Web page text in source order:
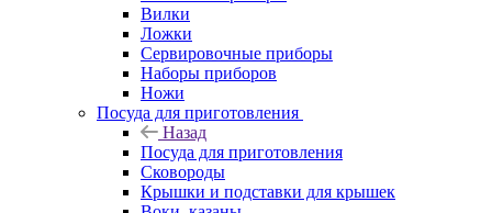
Вилки
Ложки
Сервировочные приборы
Наборы приборов
Ножи
Посуда для приготовления
Назад
Посуда для приготовления
Сковороды
Крышки и подставки для крышек